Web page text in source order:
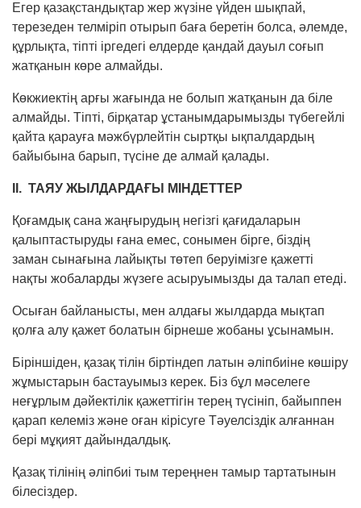
Егер қазақстандықтар жер жүзіне үйден шық­пай,
терезеден телміріп отырып баға беретін болса, әлемде,
құрлықта, тіпті іргедегі елдерде қандай дауыл соғып
жатқанын көре алмайды.
Көкжиектің арғы жағында не болып жатқанын да біле
алмайды. Тіпті, бірқатар ұстанымдарымызды түбегейлі
қайта қарауға мәжбүрлейтін сыртқы ықпалдардың
байыбына барып, түсіне де алмай қалады.
ІІ. ТАЯУ ЖЫЛДАРДАҒЫ МІНДЕТТЕР
Қоғамдық сана жаңғырудың негізгі қағи­да­ларын
қалыптастыруды ғана емес, сонымен бірге, біздің
заман сынағына лайықты төтеп беруімізге қажетті
нақты жобаларды жүзеге асыруымызды да талап етеді.
Осыған байланысты, мен алдағы жылдарда мықтап
қолға алу қажет болатын бірнеше жобаны ұсынамын.
Біріншіден, қазақ тілін біртіндеп латын әліпбиіне көшіру
жұмыстарын бастауымыз керек. Біз бұл мәселеге
неғұрлым дәйектілік қажеттігін терең түсініп, байыппен
қарап келеміз және оған кірісуге Тәуелсіздік алғаннан
бері мұқият дайындалдық.
Қазақ тілінің әліпбиі тым тереңнен тамыр тартатынын
білесіздер.